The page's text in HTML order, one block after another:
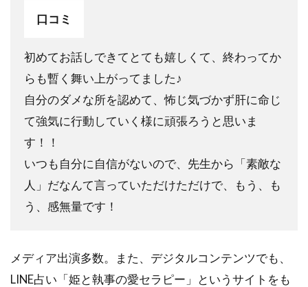
ール
の確
口コミ
初めてお話しできてとても嬉しくて、終わってか
らも暫く舞い上がってました♪
自分のダメな所を認めて、怖じ気づかず肝に命じ
て強気に行動していく様に頑張ろうと思いま
す！！
いつも自分に自信がないので、先生から「素敵な
人」だなんて言っていただけただけで、もう、も
う、感無量です！
メディア出演多数。また、デジタルコンテンツでも、
LINE占い「姫と執事の愛セラピー」というサイトをも